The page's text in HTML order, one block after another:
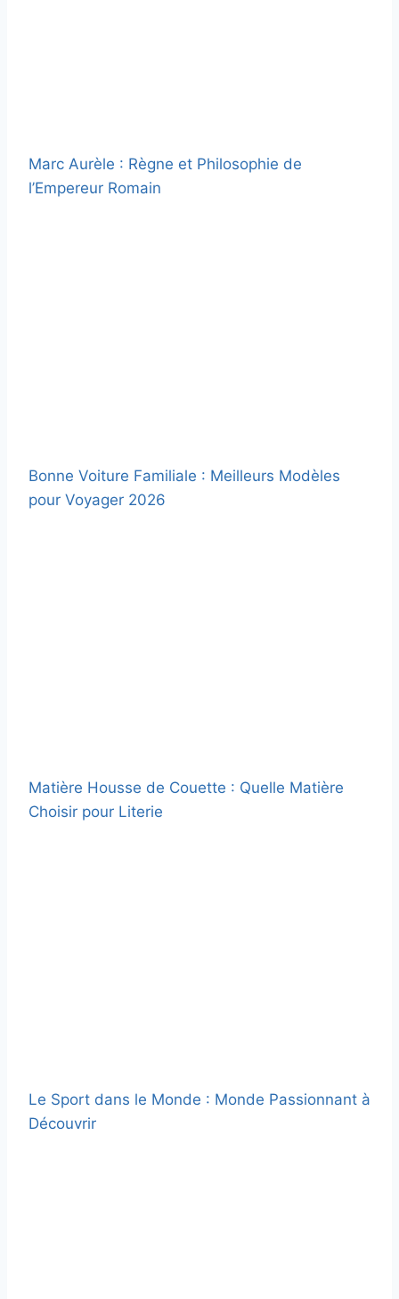
Marc Aurèle : Règne et Philosophie de
l’Empereur Romain
Bonne Voiture Familiale : Meilleurs Modèles
pour Voyager 2026
Matière Housse de Couette : Quelle Matière
Choisir pour Literie
Le Sport dans le Monde : Monde Passionnant à
Découvrir